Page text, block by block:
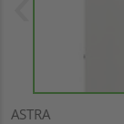
ASTRA